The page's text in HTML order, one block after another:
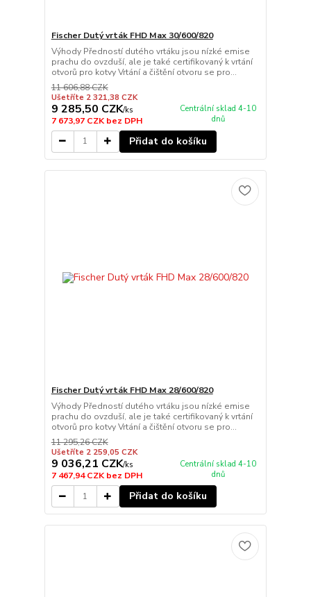
Fischer Dutý vrták FHD Max 30/600/820
Výhody Předností dutého vrtáku jsou nízké emise
prachu do ovzduší, ale je také certifikovaný k vrtání
otvorů pro kotvy Vrtání a čištění otvoru se pro...
11 606,88 CZK
Ušetříte 2 321,38 CZK
9 285,50 CZK/ks
7 673,97 CZKbez DPH
Centrální sklad 4-10
dnů
Přidat do košíku
Fischer Dutý vrták FHD Max 28/600/820
Výhody Předností dutého vrtáku jsou nízké emise
prachu do ovzduší, ale je také certifikovaný k vrtání
otvorů pro kotvy Vrtání a čištění otvoru se pro...
11 295,26 CZK
Ušetříte 2 259,05 CZK
9 036,21 CZK/ks
7 467,94 CZKbez DPH
Centrální sklad 4-10
dnů
Přidat do košíku